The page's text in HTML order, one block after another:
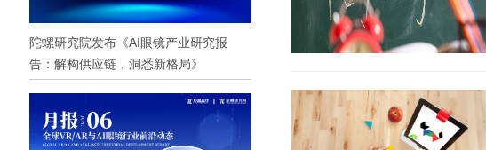
陀螺研究院发布《AI眼镜产业研究报
告：解构供应链，洞悉新格局》